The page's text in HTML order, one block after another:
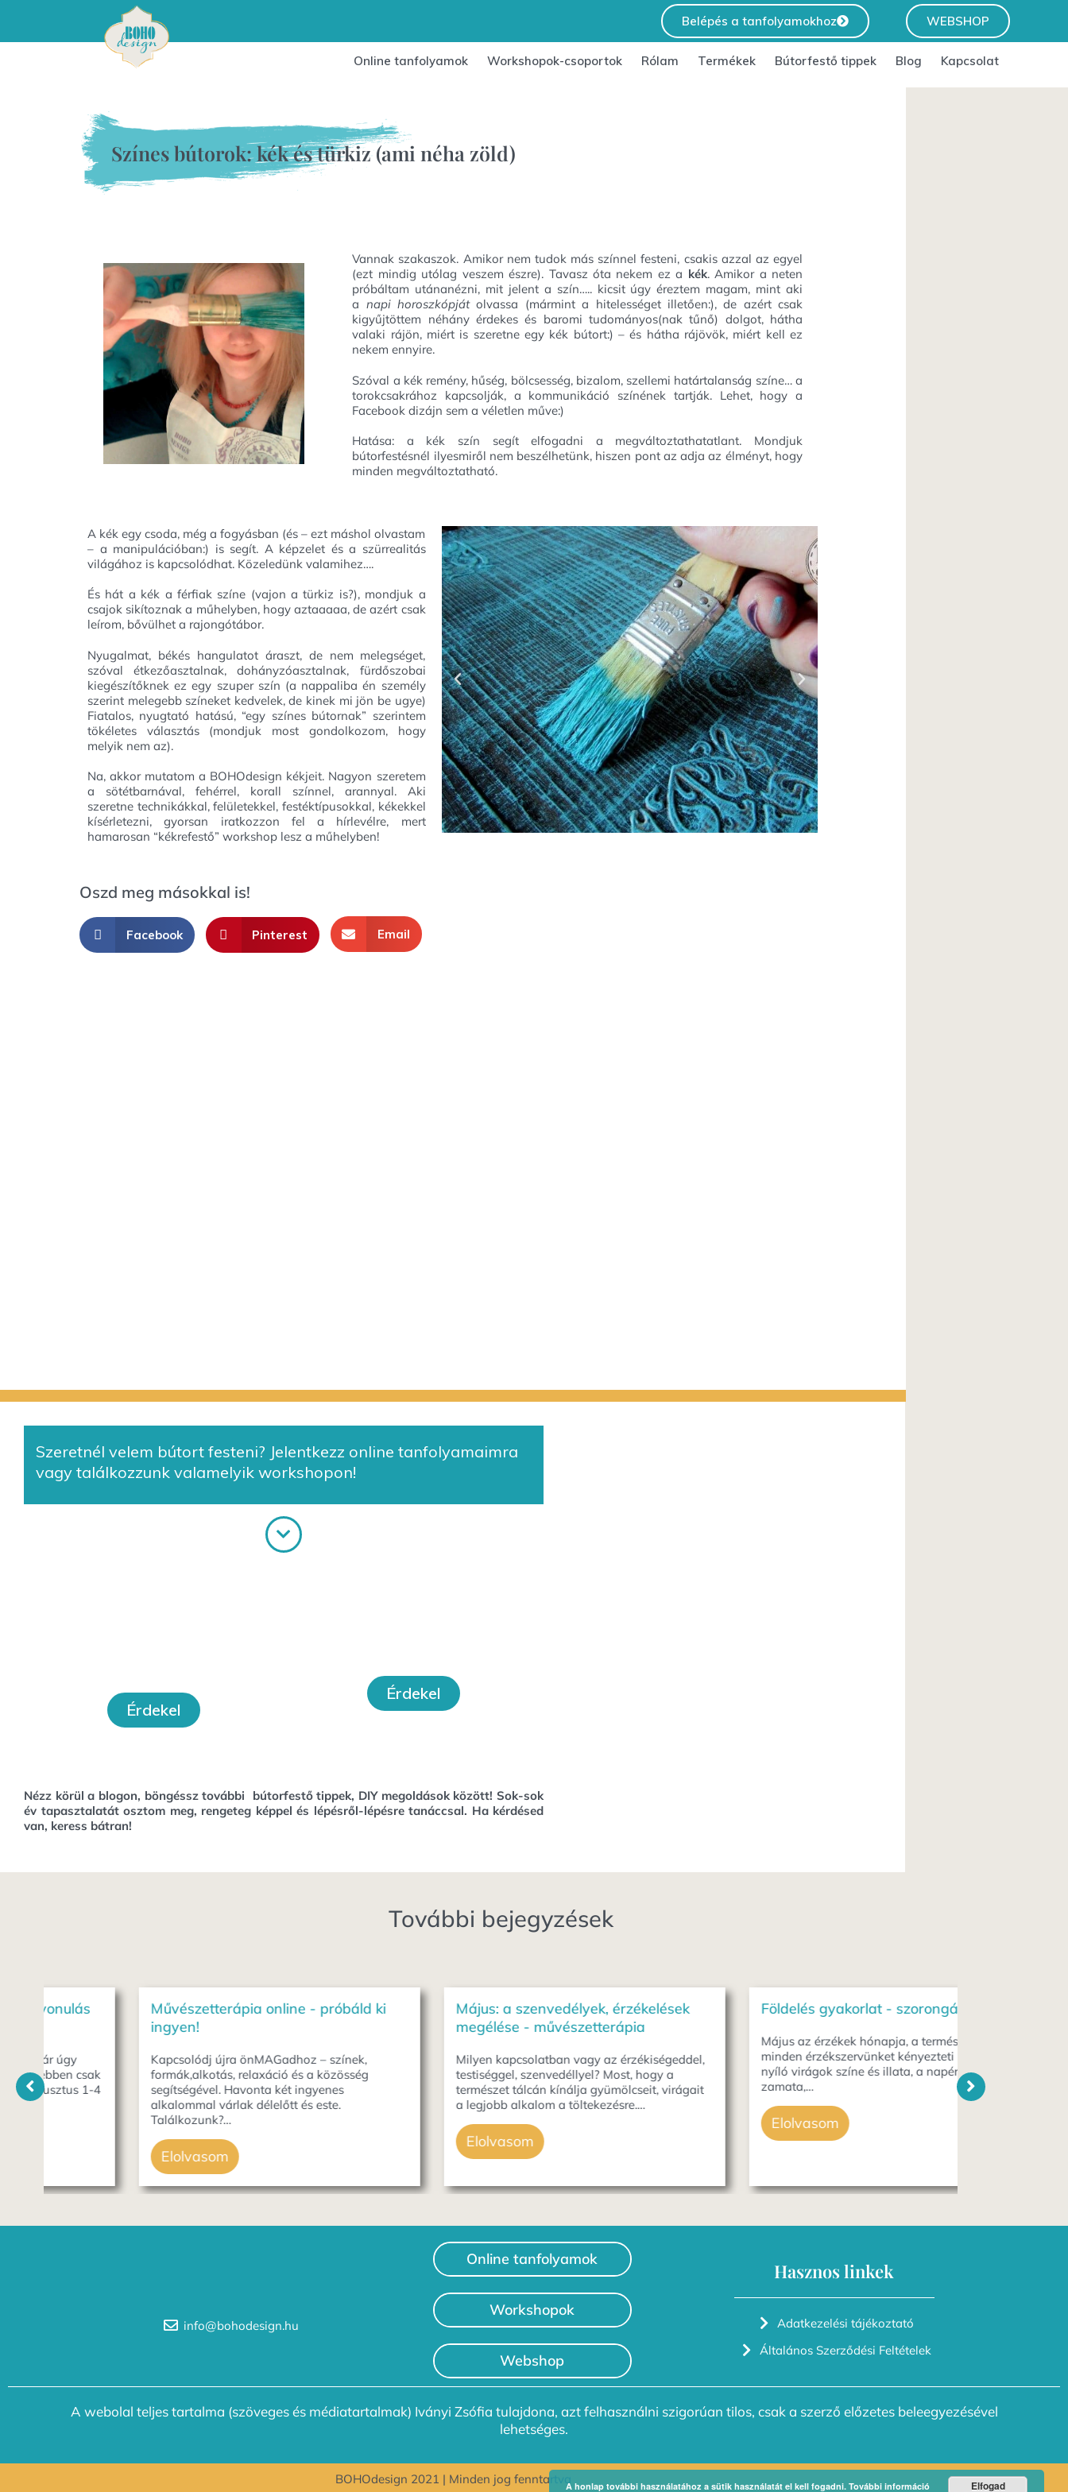
Belépés a tanfolyamokhoz WEBSHOP
Online tanfolyamok Workshopok-csoportok Rólam Termékek Bútorfestő tippek Blog Kapcsolat
Színes bútorok: kék és türkiz (ami néha zöld)
Vannak szakaszok. Amikor nem tudok más színnel festeni, csakis azzal az egyel
(ezt mindig utólag veszem észre). Tavasz óta nekem ez a kék. Amikor a neten
próbáltam utánanézni, mit jelent a szín….. kicsit úgy éreztem magam, mint aki
a napi horoszkópjátolvassa (mármint a hitelességet illetően:), de azért csak
kigyűjtöttem néhány érdekes és baromi tudományos(nak tűnő) dolgot, hátha
valaki rájön, miért is szeretne egy kék bútort:) – és hátha rájövök, miért kell ez
nekem ennyire.
Szóval a kék remény, hűség, bölcsesség, bizalom, szellemi határtalanság színe… a
torokcsakrához kapcsolják, a kommunikáció színének tartják. Lehet, hogy a
Facebook dizájn sem a véletlen műve:)
Hatása: a kék szín segít elfogadni a megváltoztathatatlant. Mondjuk
bútorfestésnél ilyesmiről nem beszélhetünk, hiszen pont az adja az élményt, hogy
minden megváltoztatható.
A kék egy csoda, még a fogyásban (és – ezt máshol olvastam
– a manipulációban:) is segít. A képzelet és a szürrealitás
világához is kapcsolódhat. Közeledünk valamihez….
És hát a kék a férfiak színe (vajon a türkiz is?), mondjuk a
csajok sikítoznak a műhelyben, hogy aztaaaaa, de azért csak
leírom, bővülhet a rajongótábor.
Nyugalmat, békés hangulatot áraszt, de nem melegséget,
szóval étkezőasztalnak, dohányzóasztalnak, fürdőszobai
kiegészítőknek ez egy szuper szín (a nappaliba én személy
szerint melegebb színeket kedvelek, de kinek mi jön be ugye)
Fiatalos, nyugtató hatású, “egy színes bútornak” szerintem
tökéletes választás (mondjuk most gondolkozom, hogy
melyik nem az).
Na, akkor mutatom a BOHOdesign kékjeit. Nagyon szeretem
a sötétbarnával, fehérrel, korall színnel, arannyal. Aki
szeretne technikákkal, felületekkel, festéktípusokkal, kékekkel
kísérletezni, gyorsan iratkozzon fel a hírlevélre, mert
hamarosan “kékrefestő” workshop lesz a műhelyben!
Oszd meg másokkal is!
Facebook Pinterest Email
Szeretnél velem bútort festeni? Jelentkezz online tanfolyamaimra
vagy találkozzunk valamelyik workshopon!
Érdekel
Érdekel
Nézz körül a blogon, böngéssz további bútorfestő tippek, DIY megoldások között! Sok-sok
év tapasztalatát osztom meg, rengeteg képpel és lépésről-lépésre tanáccsal. Ha kérdésed
van, keress bátran!
További bejegyzések
4
Művészetterápia online - próbáld ki
Kapcsolódj újra önMAGadhoz – színek,
formák,alkotás, relaxáció és a közösség
segítségével. Havonta két ingyenes
alkalommal várlak délelőtt és este.
Május: a szenvedélyek, érzékelések
megélése - művészetterápia
Milyen kapcsolatban vagy az érzékiségeddel,
testiséggel, szenvedéllyel? Most, hogy a
természet tálcán kínálja gyümölcseit, virágait
a legjobb alkalom a töltekezésre.…
Földelés gyakorlat - szorongás ellen
Május az érzékek hónapja, a természet
minden érzékszervünket kényezteti ilyenkor. A
nyíló virágok színe és illata, a napérlelte eper
zamata,…
Belső
info@bohodesign.hu
Online tanfolyamok
Workshopok
Webshop
Hasznos linkek
Adatkezelési tájékoztató
Általános Szerződési Feltételek
A webolal teljes tartalma (szöveges és médiatartalmak) Iványi Zsófia tulajdona, azt felhasználni szigorúan tilos, csak a szerző előzetes beleegyezésével
lehetséges.
BOHOdesign 2021 | Minden jog fenntartvaA honlap további használatához a sütik használatát el kell fogadni. További információ Elfogad